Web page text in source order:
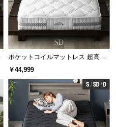
ポケットコイルマットレス 超高密
度3ゾーン 硬め 厚さ24cm SD
￥44,999